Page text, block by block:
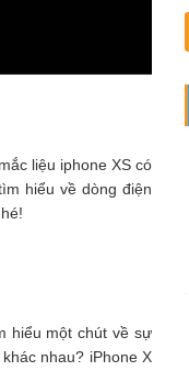
liệu iphone XS có
hiểu về dòng điện
hiểu một chút về sự
nhau? iPhone X